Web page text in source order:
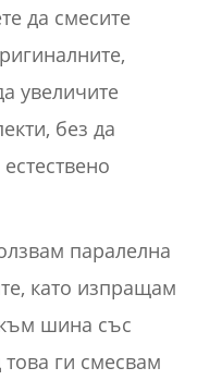
да смесите
увеличите
без да
паралелна
като изпращам
шина със
ги смесвам